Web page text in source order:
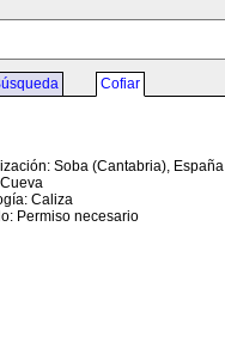
Cofiar
Soba (Cantabria), España
Caliza
Permiso necesario